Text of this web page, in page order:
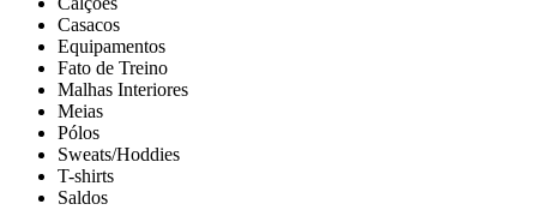
Casacos
Equipamentos
Fato de Treino
Malhas Interiores
Meias
Pólos
Sweats/Hoddies
T-shirts
Saldos